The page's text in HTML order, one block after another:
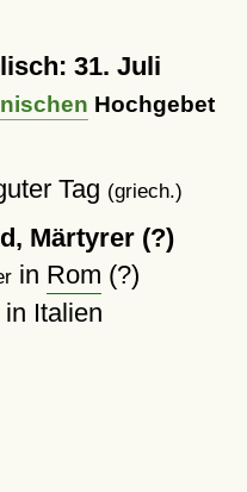
31. Juli
Hochgebet
Tag (griech.)
Märtyrer (?)
in Rom (?)
in Italien